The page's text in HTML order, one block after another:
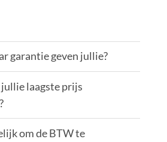
garantie geven jullie?
laagste prijs
om de BTW te